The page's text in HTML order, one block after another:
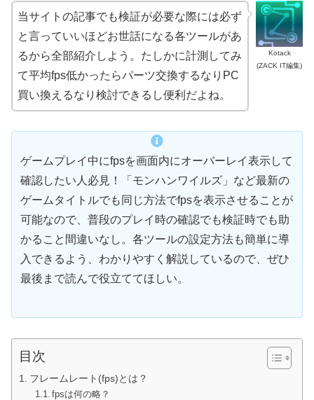
Kotack
(ZACK IT編集)
当サイトの記事でも検証が必要な際には必ず
と言っていいほどお世話になる各ツールがあ
るから全部紹介しよう。たしかに計測してみ
て平均fps低かったらパーツ交換するなりPC
買い換えるなり検討できるし便利だよね。
ゲームプレイ中にfpsを画面内にオーバーレイ表示して
確認したい人必見！「モンハンワイルズ」など最新の
ゲームタイトルでも同じ方法でfpsを表示させることが
可能なので、普段のプレイ時の確認でも検証時でも助
かること間違いなし。各ツールの設定方法も簡単に導
入できるよう、わかりやすく解説しているので、ぜひ
最後まで読んで役立ててほしい。
目次
フレームレート(fps)とは？
fpsは何の略？